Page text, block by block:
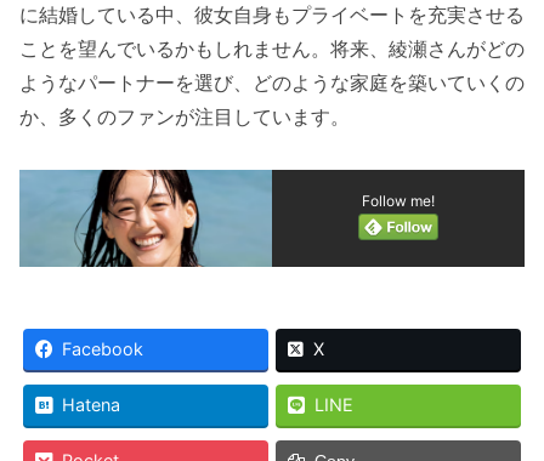
に結婚している中、彼女自身もプライベートを充実させる
ことを望んでいるかもしれません。将来、綾瀬さんがどの
ようなパートナーを選び、どのような家庭を築いていくの
か、多くのファンが注目しています。
Follow me!
Facebook X
Hatena LINE